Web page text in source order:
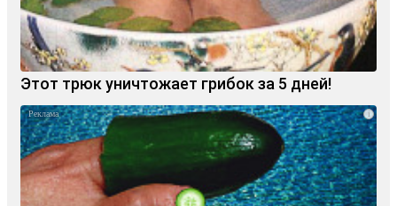
Этот трюк уничтожает грибок за 5 дней!
i